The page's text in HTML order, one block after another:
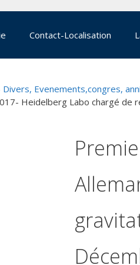
Contact-Localisation
Divers, Evenements,congres,
Heidelberg Labo chargé de